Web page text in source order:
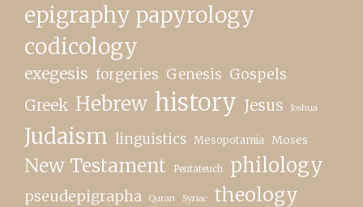
epigraphy papyrology
codicology
exegesis forgeries Genesis Gospels
Greek Hebrew history Jesus Joshua
Judaism linguistics Mesopotamia Moses
New Testament Pentateuch philology
pseudepigrapha Quran Syriac theology